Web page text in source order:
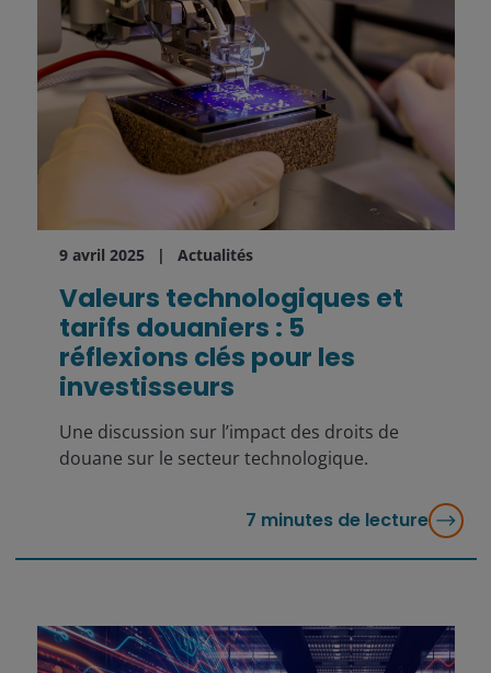
9 avril 2025 Actualités
Valeurs technologiques et
tarifs douaniers : 5
réflexions clés pour les
investisseurs
Une discussion sur l’impact des droits de
douane sur le secteur technologique.
7 minutes de lecture